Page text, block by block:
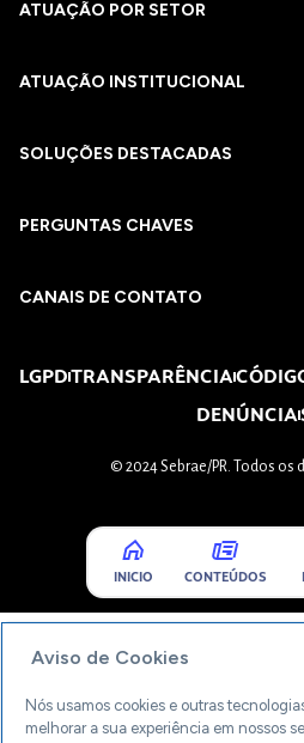
ATUAÇÃO POR SETOR
ATUAÇÃO INSTITUCIONAL
SOLUÇÕES DESTACADAS
PERGUNTAS CHAVES​
CANAIS DE CONTATO
LGPDTRANSPARÊNCIA
DENÚNCIA
© 2024 Sebrae/PR. Todos os
INICIO CONTEÚDOS
Aviso de Cookies
Nós usamos cookies e outras
melhorar a sua experiência em nossos